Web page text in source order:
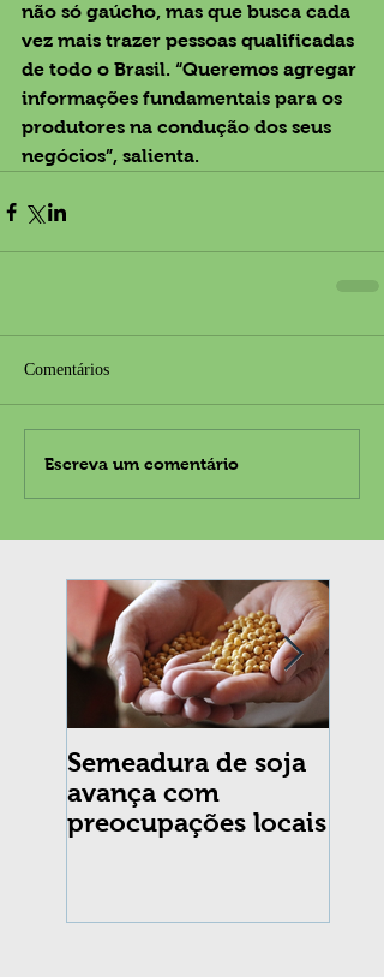
Semeadura de soja
avança com
preocupações locais
não só gaúcho, mas que busca cada
vez mais trazer pessoas qualificadas
de todo o Brasil. “Queremos agregar
informações fundamentais para os
produtores na condução dos seus
negócios”, salienta.
Comentários
Escreva um comentário